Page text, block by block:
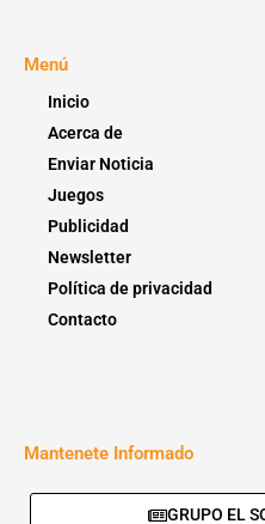
Menú
Inicio
Acerca de
Enviar Noticia
Juegos
Publicidad
Newsletter
Política de privacidad
Contacto
Mantenete Informado
GRUPO EL